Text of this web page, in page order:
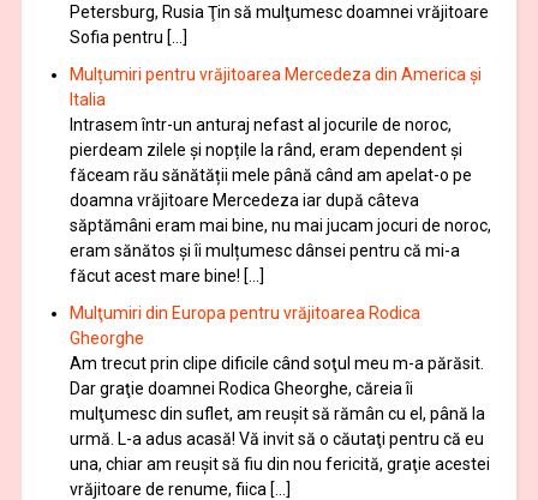
Petersburg, Rusia Ţin să mulţumesc doamnei vrăjitoare
Sofia pentru […]
Mulțumiri pentru vrăjitoarea Mercedeza din America și
Italia
Intrasem într-un anturaj nefast al jocurile de noroc,
pierdeam zilele și nopțile la rând, eram dependent și
făceam rău sănătății mele până când am apelat-o pe
doamna vrăjitoare Mercedeza iar după câteva
săptămâni eram mai bine, nu mai jucam jocuri de noroc,
eram sănătos și îi mulțumesc dânsei pentru că mi-a
făcut acest mare bine! […]
Mulţumiri din Europa pentru vrăjitoarea Rodica
Gheorghe
Am trecut prin clipe dificile când soţul meu m-a părăsit.
Dar graţie doamnei Rodica Gheorghe, căreia îi
mulţumesc din suflet, am reuşit să rămân cu el, până la
urmă. L-a adus acasă! Vă invit să o căutaţi pentru că eu
una, chiar am reuşit să fiu din nou fericită, graţie acestei
vrăjitoare de renume, fiica […]